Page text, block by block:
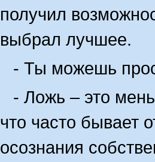
получил
выбрал лучшее.
- Ты можешь
- Ложь – это
что часто бывает
осознания